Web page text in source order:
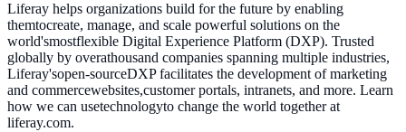
Liferay helps organizations build for the future by enabling
themtocreate, manage, and scale powerful solutions on the
world'smostflexible Digital Experience Platform (DXP). Trusted
globally by overathousand companies spanning multiple industries,
Liferay'sopen-sourceDXP facilitates the development of marketing
and commercewebsites,customer portals, intranets, and more. Learn
how we can usetechnologyto change the world together at
liferay.com.